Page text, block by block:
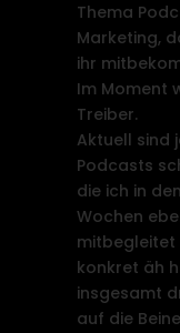
Thema
Marketing,
ihr
Im Moment
Treiber.
Aktuell sind
Podcasts
die ich in
Wochen
mitbegleitet
konkret äh
insgesamt
auf die